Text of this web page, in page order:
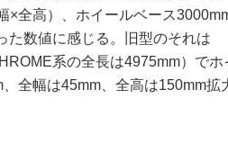
全高）、ホイールベース
た数値に感じる。旧型のそれは
系の全長は4975mm）でホ
全幅は45mm、全高は150mm拡